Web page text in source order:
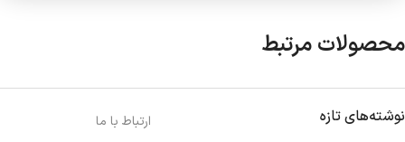
محصولات مرتبط
نوشته‌های تازه
ارتباط با ما